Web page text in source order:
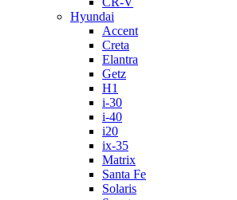
Hyundai
Accent
Creta
Elantra
Getz
H1
i-30
i-40
i20
ix-35
Matrix
Santa Fe
Solaris